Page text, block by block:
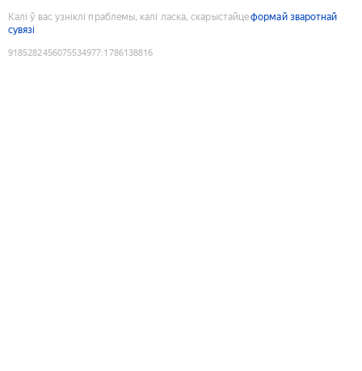
Калі ў вас узніклі праблемы, калі ласка, скарыстайцеформай зваротнай
сувязі
9185282456075534977:1786138816